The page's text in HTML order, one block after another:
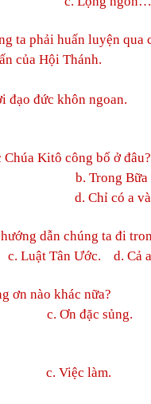
ta phải huấn luyện qua
của Hội Thánh.
đạo đức khôn ngoan.
Kitô công bố ở đâu?
Núi. b. Trong Bữa
d. Chỉ có a
dẫn chúng ta đi
Tân Ước. d. Cả a,
ơn nào khác nữa?
c. Ơn đặc sủng.
Việc làm. d.